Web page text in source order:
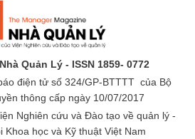
Quản Lý - ISSN 1859- 0772
điện tử số 324/GP-BTTTT của Bộ
thông cấp ngày 10/07/2017
Nghiên cứu và Đào tạo về quản lý -
Khoa học và Kỹ thuật Việt Nam